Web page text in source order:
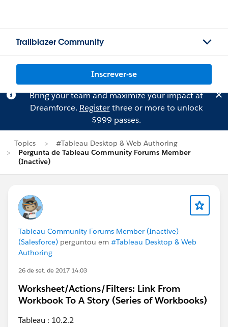
Trailblazer Community
Inscrever-se
Bring your team and maximize your impact at
Dreamforce. Registerthree or more to unlock
$999 passes.
Topics
#Tableau Desktop & Web Authoring
Pergunta de Tableau Community Forums Member
(Inactive)
Tableau Community Forums Member (Inactive)
(Salesforce) perguntou em #Tableau Desktop & Web
Authoring
26 de set. de 2017 14:03
Worksheet/Actions/Filters: Link From
Workbook To A Story (Series of Workbooks)
Tableau : 10.2.2